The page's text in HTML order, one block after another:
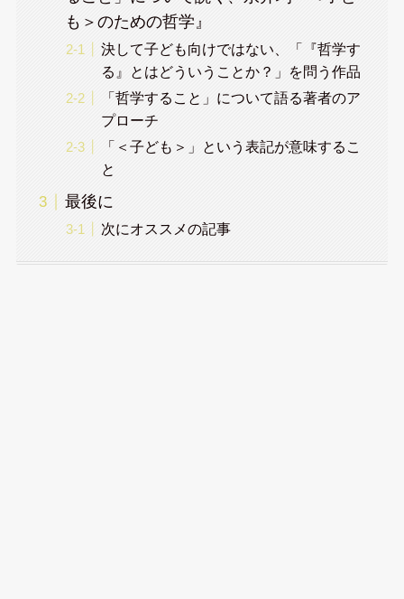
も＞のための哲学』
決して子ども向けではない、「『哲学す
る』とはどういうことか？」を問う作品
「哲学すること」について語る著者のア
プローチ
「＜子ども＞」という表記が意味するこ
と
最後に
次にオススメの記事